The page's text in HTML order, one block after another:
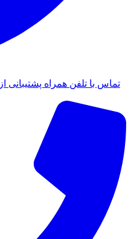
تماس با تلفن همراه